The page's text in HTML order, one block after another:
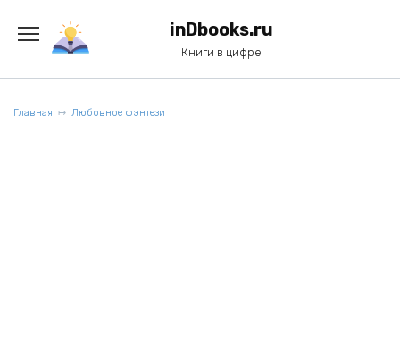
содержанию
inDbooks.ru
Книги в цифре
Главная Любовное фэнтези